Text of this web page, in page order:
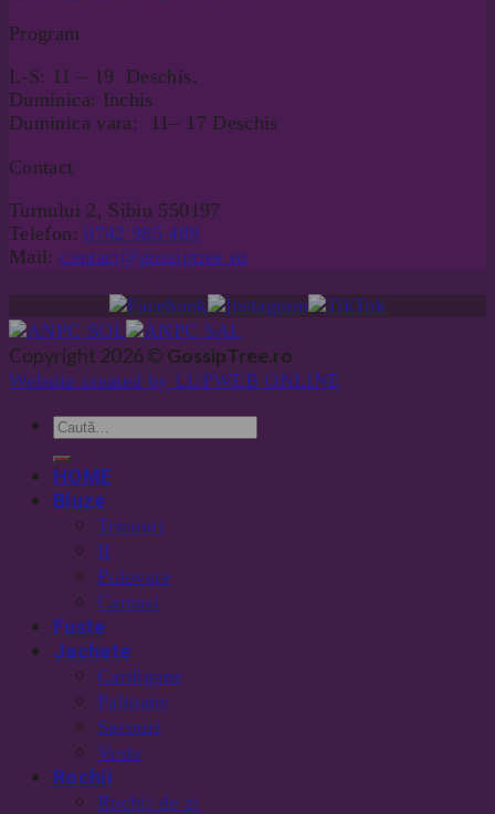
Program
L-S: 11 – 19 Deschis.
Duminica: Inchis
Duminica vara: 11– 17 Deschis
Contact
Turnului 2, Sibiu 550197
Telefon: 0742 985 489
Mail: contact@gossiptree.ro
Copyright 2026 © GossipTree.ro
Website created by LUPWEB ONLINE
HOME
Bluze
Tricouri
II
Pulovere
Camasi
Fuste
Jachete
Cardigane
Paltoane
Sacouri
Veste
Rochii
Rochii de zi